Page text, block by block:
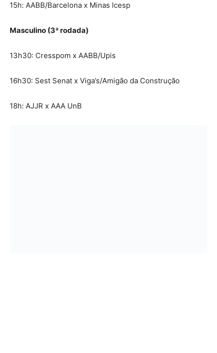
15h: AABB/Barcelona x Minas Icesp
Masculino (3ª rodada)
13h30: Cresspom x AABB/Upis
16h30: Sest Senat x Viga’s/Amigão da Construção
18h: AJJR x AAA UnB